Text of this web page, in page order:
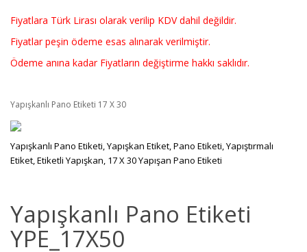
Fiyatlara Türk Lirası olarak verilip KDV dahil değildir.
Fiyatlar peşin ödeme esas alınarak verilmiştir.
Ödeme anına kadar Fiyatların değiştirme hakkı saklıdır.
Yapışkanlı Pano Etiketi 17 X 30
Yapışkanlı Pano Etiketi, Yapışkan Etiket, Pano Etiketi, Yapıştırmalı
Etiket, Etiketli Yapışkan, 17 X 30 Yapışan Pano Etiketi
Yapışkanlı Pano Etiketi
YPE_17X50